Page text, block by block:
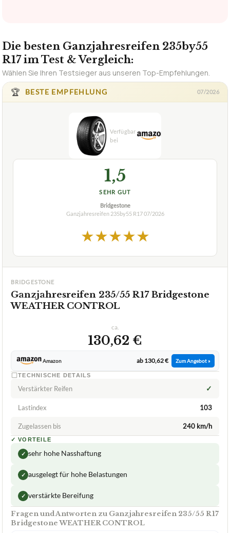
Die besten Ganzjahresreifen 235by55
R17 im Test & Vergleich:
Wählen Sie Ihren Testsieger aus unseren Top-Empfehlungen.
🏆
BESTE EMPFEHLUNG 07/2026
1,5
SEHR GUT
Bridgestone
Ganzjahresreifen 235by55 R1707/2026
★★★★★
BRIDGESTONE
Ganzjahresreifen 235/55 R17 Bridgestone
WEATHER CONTROL
ca.
130,62 €
Amazon ab 130,62 € Zum Angebot »
TECHNISCHE DETAILS
Verstärkter Reifen ✓
Lastindex 103
Zugelassen bis 240 km/h
✓ VORTEILE
✓ sehr hohe Nasshaftung
✓ ausgelegt für hohe Belastungen
✓ verstärkte Bereifung
Fragen und Antworten zu Ganzjahresreifen 235/55 R17
Bridgestone WEATHER CONTROL